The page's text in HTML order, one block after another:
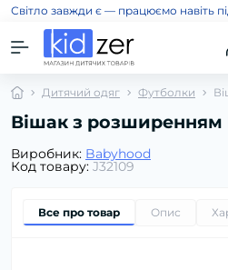
Світло завжди є — працюємо навіть
Дитячий одяг Футболки
Вішак з розширенням
Виробник: Babyhood
Код товару: J32109
Все про товар Опис